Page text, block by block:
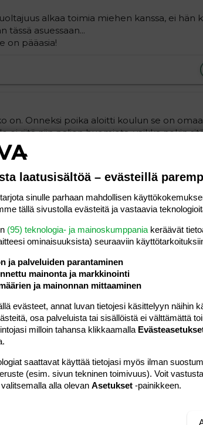
alkaa toimia miehen kanssa, ei hän
asuessaan...
on pääasia!
on. Onneksi poika aloitti koulun se on
ei riitä niin paljon huomiota, vaikka nekin
ja miestä eikä muutakaan apua ole. Mutta
ole niin rasittavia.
painaa pitkää päivää ja saa työssänsä
kanssa. Kun lapsi sairastuu syytän
pöpö saatu. Eristäydyn entisestään.
että jo itsensä kannalta hyvä että pärjää.
kuinka väsynyt oikeasti on ja että tarvitsee
sosiaalityöntekijät eivät kovinkaan usein
laatusisältöä – evästeillä
sinulle parhaan mahdollisen
tällä sivustolla evästeitä ja vastaavia
(95) teknologia- ja mainoskumppania keräävät
ominaisuuk­sista) seuraaviin
ja palveluiden parantaminen
mainonta ja markkinointi
ja mainonnan mittaaminen
evästeet, annat luvan tietojesi käsittelyyn näihin
osa palveluista tai sisällöistä ei välttämättä
milloin tahansa klikkaamalla
saattavat käyttää tietojasi myös ilman
(esim. sivun tekninen toimivuus). Voit
alla olevan Asetukset -painikkeen.